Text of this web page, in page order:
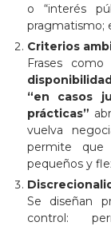
o “interés
pragmatismo;
Criterios
Frases como
“en casos
prácticas”
vuelva
permite que
pequeños y
Se diseñan
control: